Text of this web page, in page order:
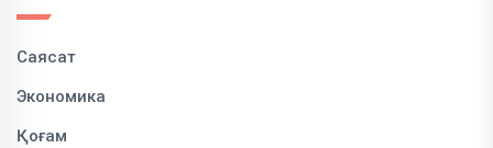
Саясат
Экономика
Қоғам